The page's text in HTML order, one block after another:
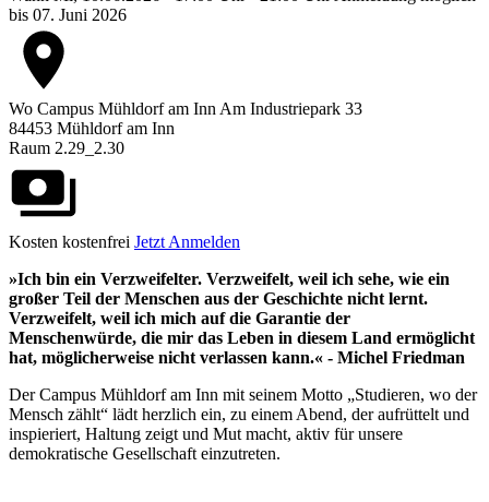
bis 07. Juni 2026
Wo Campus Mühldorf am InnAm Industriepark 33
84453 Mühldorf am Inn
Raum 2.29_2.30
Kosten kostenfrei Jetzt Anmelden
»Ich bin ein Verzweifelter. Verzweifelt, weil ich sehe, wie ein
großer Teil der Menschen aus der Geschichte nicht lernt.
Verzweifelt, weil ich mich auf die Garantie der
Menschenwürde, die mir das Leben in diesem Land ermöglicht
hat, möglicherweise nicht verlassen kann.« - Michel Friedman
Der Campus Mühldorf am Inn mit seinem Motto „Studieren, wo der
Mensch zählt“ lädt herzlich ein, zu einem Abend, der aufrüttelt und
inspieriert, Haltung zeigt und Mut macht, aktiv für unsere
demokratische Gesellschaft einzutreten.